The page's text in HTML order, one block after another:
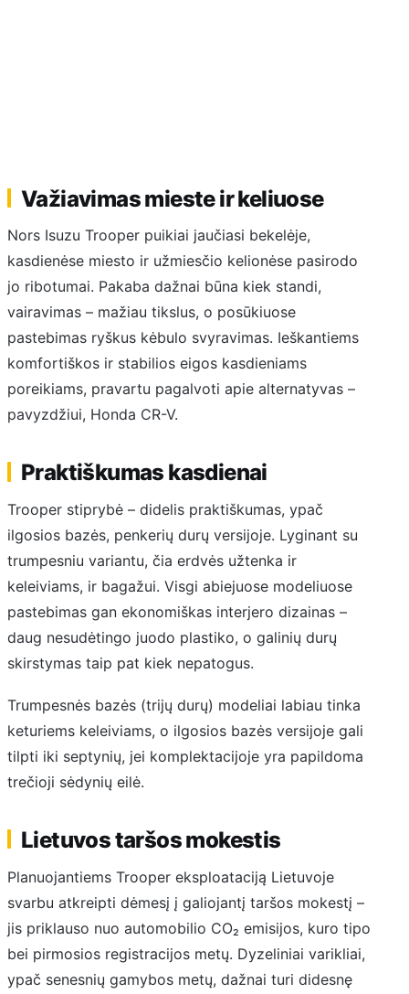
Važiavimas mieste ir keliuose
Nors Isuzu Trooper puikiai jaučiasi bekelėje,
kasdienėse miesto ir užmiesčio kelionėse pasirodo
jo ribotumai. Pakaba dažnai būna kiek standi,
vairavimas – mažiau tikslus, o posūkiuose
pastebimas ryškus kėbulo svyravimas. Ieškantiems
komfortiškos ir stabilios eigos kasdieniams
poreikiams, pravartu pagalvoti apie alternatyvas –
pavyzdžiui, Honda CR-V.
Praktiškumas kasdienai
Trooper stiprybė – didelis praktiškumas, ypač
ilgosios bazės, penkerių durų versijoje. Lyginant su
trumpesniu variantu, čia erdvės užtenka ir
keleiviams, ir bagažui. Visgi abiejuose modeliuose
pastebimas gan ekonomiškas interjero dizainas –
daug nesudėtingo juodo plastiko, o galinių durų
skirstymas taip pat kiek nepatogus.
Trumpesnės bazės (trijų durų) modeliai labiau tinka
keturiems keleiviams, o ilgosios bazės versijoje gali
tilpti iki septynių, jei komplektacijoje yra papildoma
trečioji sėdynių eilė.
Lietuvos taršos mokestis
Planuojantiems Trooper eksploataciją Lietuvoje
svarbu atkreipti dėmesį į galiojantį taršos mokestį –
jis priklauso nuo automobilio CO₂ emisijos, kuro tipo
bei pirmosios registracijos metų. Dyzeliniai varikliai,
ypač senesnių gamybos metų, dažnai turi didesnę